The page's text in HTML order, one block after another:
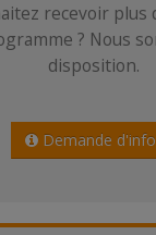
recevoir
? Nous
disposition.
Demande